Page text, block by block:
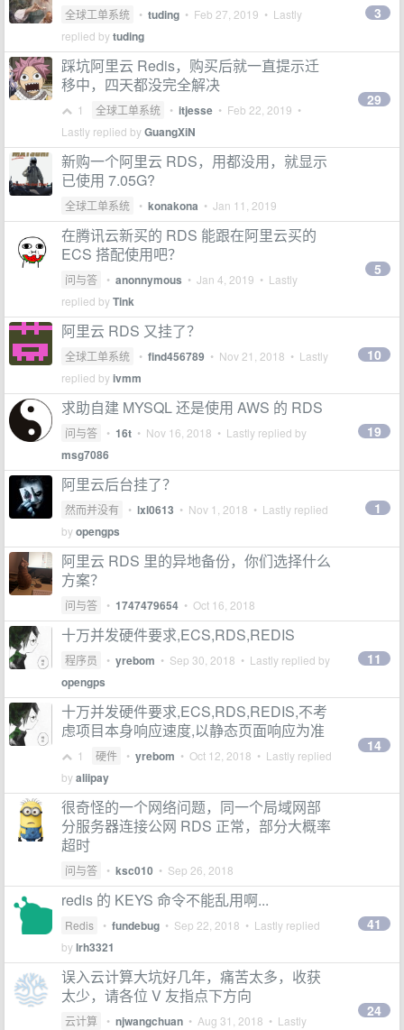
全球工单系统 • tuding • Feb 27, 2019 • Lastly
replied bytuding
3
踩坑阿里云 Redis，购买后就一直提示迁
移中，四天都没完全解决
1 全球工单系统 • itjesse • Feb 22, 2019 •
Lastly replied byGuangXiN
29
新购一个阿里云 RDS，用都没用，就显示
已使用 7.05G?
全球工单系统 • konakona • Jan 11, 2019
在腾讯云新买的 RDS 能跟在阿里云买的
ECS 搭配使用吧？
问与答 • anonnymous • Jan 4, 2019 • Lastly
replied byTink
5
阿里云 RDS 又挂了？
全球工单系统 • find456789 • Nov 21, 2018 • Lastly
replied byivmm
10
求助自建 MYSQL 还是使用 AWS 的 RDS
问与答 • 16t • Nov 16, 2018 • Lastly replied by
msg7086
19
阿里云后台挂了？
然而并没有 • lxl0613 • Nov 1, 2018 • Lastly replied
byopengps
1
阿里云 RDS 里的异地备份，你们选择什么
方案？
问与答 • 1747479654 • Oct 16, 2018
十万并发硬件要求,ECS,RDS,REDIS
程序员 • yrebom • Sep 30, 2018 • Lastly replied by
opengps
11
十万并发硬件要求,ECS,RDS,REDIS,不考
虑项目本身响应速度,以静态页面响应为准
1 硬件 • yrebom • Oct 12, 2018 • Lastly replied
byaliipay
14
很奇怪的一个网络问题，同一个局域网部
分服务器连接公网 RDS 正常，部分大概率
超时
问与答 • ksc010 • Sep 26, 2018
redis 的 KEYS 命令不能乱用啊...
Redis • fundebug • Sep 22, 2018 • Lastly replied
bylrh3321
41
误入云计算大坑好几年，痛苦太多，收获
太少，请各位 V 友指点下方向
云计算 • njwangchuan • Aug 31, 2018 • Lastly
24